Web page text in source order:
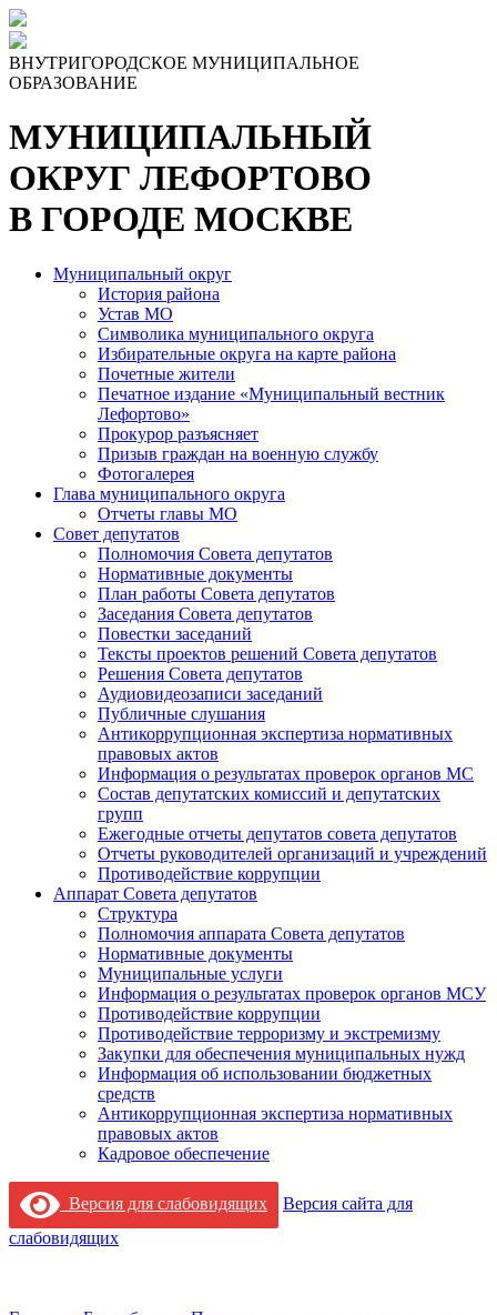
Skip
to
the
content
ВНУТРИГОРОДСКОЕ МУНИЦИПАЛЬНОЕ
ОБРАЗОВАНИЕ
МУНИЦИПАЛЬНЫЙ
ОКРУГ ЛЕФОРТОВО
В ГОРОДЕ МОСКВЕ
Муниципальный округ
История района
Устав МО
Символика муниципального округа
Избирательные округа на карте района
Почетные жители
Печатное издание «Муниципальный вестник
Лефортово»
Прокурор разъясняет
Призыв граждан на военную службу
Фотогалерея
Глава муниципального округа
Отчеты главы МО
Совет депутатов
Полномочия Совета депутатов
Нормативные документы
План работы Совета депутатов
Заседания Cовета депутатов
Повестки заседаний
Тексты проектов решений Совета депутатов
Решения Совета депутатов
Аудиовидеозаписи заседаний
Публичные слушания
Антикоррупционная экспертиза нормативных
правовых актов
Информация о результатах проверок органов МС
Состав депутатских комиссий и депутатских
групп
Ежегодные отчеты депутатов совета депутатов
Отчеты руководителей организаций и учреждений
Противодействие коррупции
Аппарат Совета депутатов
Структура
Полномочия аппарата Совета депутатов
Нормативные документы
Муниципальные услуги
Информация о результатах проверок органов МСУ
Противодействие коррупции
Противодействие терроризму и экстремизму
Закупки для обеспечения муниципальных нужд
Информация об использовании бюджетных
средств
Антикоррупционная экспертиза нормативных
правовых актов
Кадровое обеспечение
Версия для слабовидящих
Версия сайта для
слабовидящих